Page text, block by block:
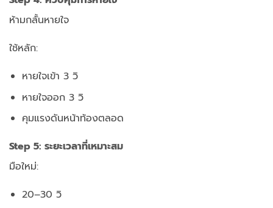
ห้ามกลั้นหายใจ
ใช้หลัก:
หายใจเข้า 3 วิ
หายใจออก 3 วิ
คุมแรงดันหน้าท้องตลอด
Step 5: ระยะเวลาที่เหมาะสม
มือใหม่:
20–30 วิ